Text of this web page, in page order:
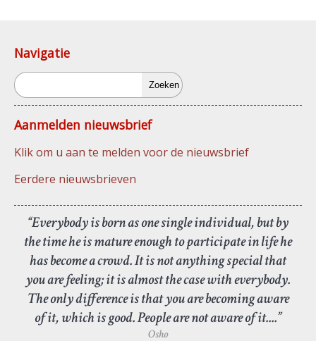
Navigatie
Zoeken
Aanmelden nieuwsbrief
Klik om u aan te melden voor de nieuwsbrief
Eerdere nieuwsbrieven
“Everybody is born as one single individual, but by
the time he is mature enough to participate in life he
has become a crowd. It is not anything special that
you are feeling; it is almost the case with everybody.
The only difference is that you are becoming aware
of it, which is good. People are not aware of it....”
Osho